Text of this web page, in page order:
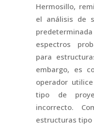
Hermosillo,
el análisis de
espectros
para
embargo, es
operador
tipo de
incorrecto.
estructuras tipo